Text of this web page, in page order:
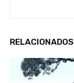
RELACIONADOS